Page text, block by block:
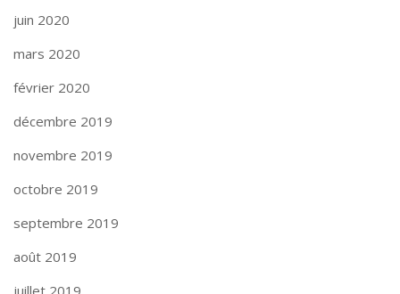
juin 2020
mars 2020
février 2020
décembre 2019
novembre 2019
octobre 2019
septembre 2019
août 2019